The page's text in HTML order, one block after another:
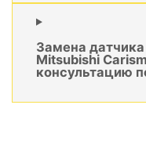
Замена
Mitsubishi
консультацию